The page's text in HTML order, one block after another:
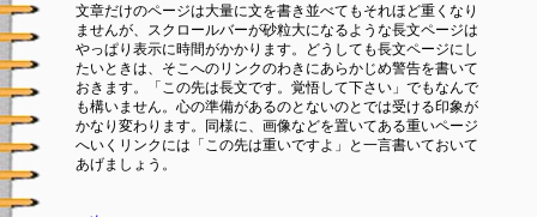
文章だけのページは大量に文を書き並べてもそれほど重くなり
ませんが、スクロールバーが砂粒大になるような長文ページは
やっぱり表示に時間がかかります。どうしても長文ページにし
たいときは、そこへのリンクのわきにあらかじめ警告を書いて
おきます。「この先は長文です。覚悟して下さい」でもなんで
も構いません。心の準備があるのとないのとでは受ける印象が
かなり変わります。同様に、画像などを置いてある重いページ
へいくリンクには「この先は重いですよ」と一言書いておいて
あげましょう。